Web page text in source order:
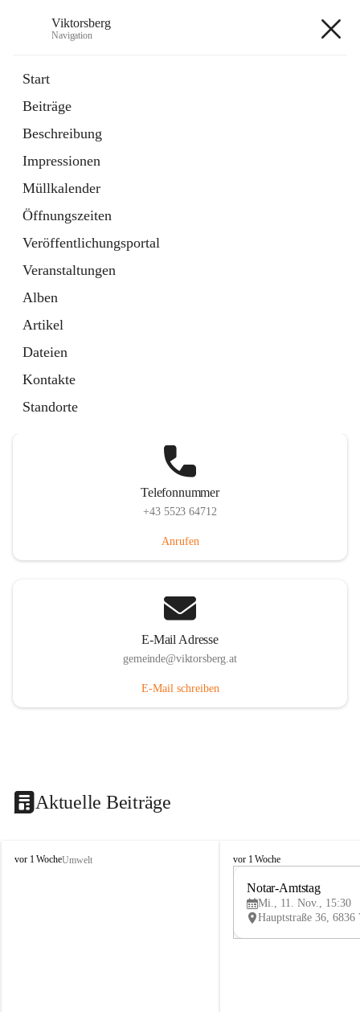
Viktorsberg
Navigation
Start
Beiträge
Beschreibung
Impressionen
Müllkalender
Öffnungszeiten
Veröffentlichungsportal
Veranstaltungen
Alben
Artikel
Dateien
Kontakte
Standorte
1 Schnellzugriff
Bürgerservice
10 Schnellzugriffe
Telefonnummer
+43 5523 64712
Anrufen
E-Mail Adresse
gemeinde@viktorsberg.at
E-Mail schreiben
Aktuelle Beiträge
V
vor 1 WocheUmwelt
V
vor 1 Woche
Notar-Amtstag
Mi., 11. Nov., 15:30